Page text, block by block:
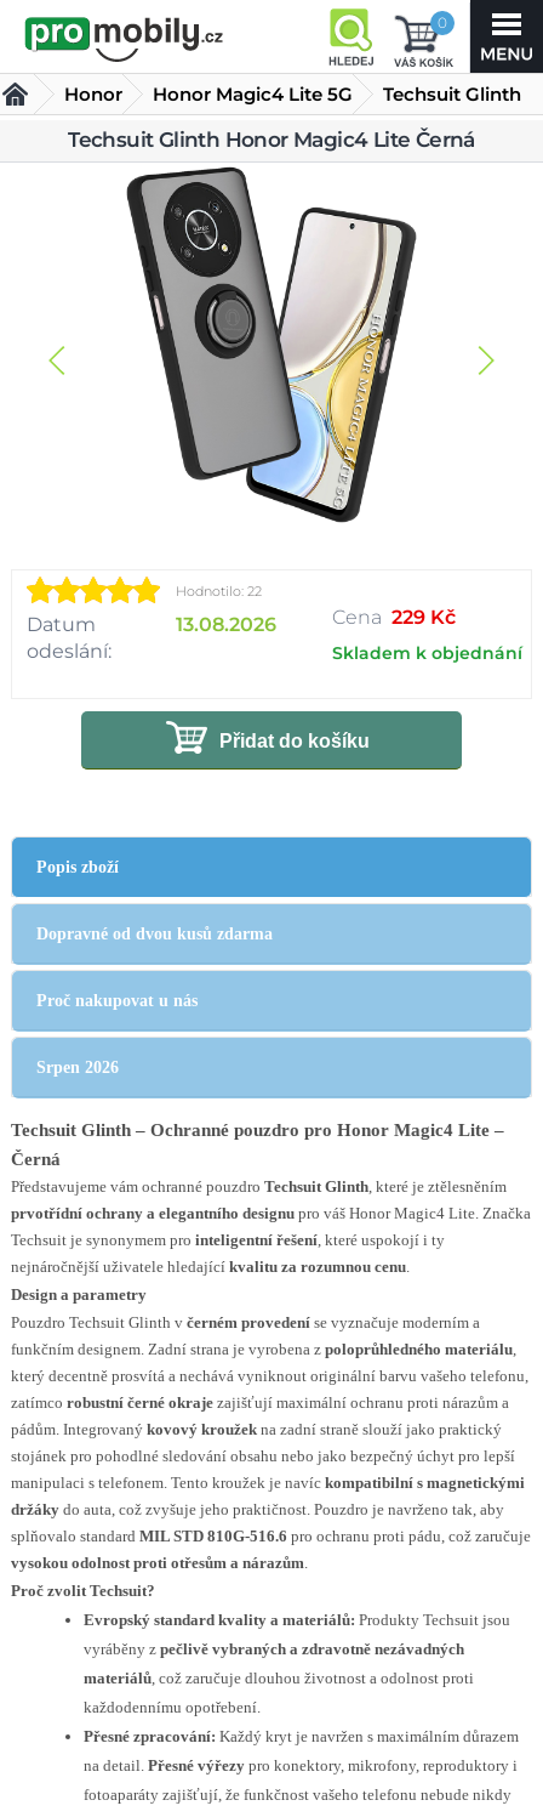
0
Honor
Honor Magic4 Lite 5G
Kryty Honor Magic4 Lite 5G
Techsuit Glinth
Honor Magic4
Techsuit Glinth Honor Magic4 Lite Černá
Hodnotilo: 22
Datum
odeslání:
13.08.2026 Cena 229 Kč
Skladem k objednání
Přidat do košíku
Popis zboží
Dopravné od dvou kusů zdarma
Proč nakupovat u nás
Srpen 2026
Techsuit Glinth – Ochranné pouzdro pro Honor Magic4 Lite –
Černá
Představujeme vám ochranné pouzdro Techsuit Glinth, které je ztělesněním
prvotřídní ochrany a elegantního designupro váš Honor Magic4 Lite. Značka
Techsuit je synonymem pro inteligentní řešení, které uspokojí i ty
nejnáročnější uživatele hledající kvalitu za rozumnou cenu.
Design a parametry
Pouzdro Techsuit Glinth v černém provedeníse vyznačuje moderním a
funkčním designem. Zadní strana je vyrobena z poloprůhledného materiálu,
který decentně prosvítá a nechává vyniknout originální barvu vašeho telefonu,
zatímco robustní černé okrajezajišťují maximální ochranu proti nárazům a
pádům. Integrovaný kovový kroužekna zadní straně slouží jako praktický
stojánek pro pohodlné sledování obsahu nebo jako bezpečný úchyt pro lepší
manipulaci s telefonem. Tento kroužek je navíc kompatibilní s magnetickými
držákydo auta, což zvyšuje jeho praktičnost. Pouzdro je navrženo tak, aby
splňovalo standard MIL STD 810G-516.6 pro ochranu proti pádu, což zaručuje
vysokou odolnost proti otřesům a nárazům.
Proč zvolit Techsuit?
Evropský standard kvality a materiálů: Produkty Techsuit jsou
vyráběny z pečlivě vybraných a zdravotně nezávadných
materiálů, což zaručuje dlouhou životnost a odolnost proti
každodennímu opotřebení.
Přesné zpracování: Každý kryt je navržen s maximálním důrazem
na detail. Přesné výřezypro konektory, mikrofony, reproduktory i
fotoaparáty zajišťují, že funkčnost vašeho telefonu nebude nikdy